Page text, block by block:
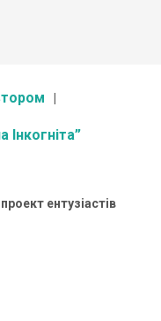
Інкогніта”
ентузіастів